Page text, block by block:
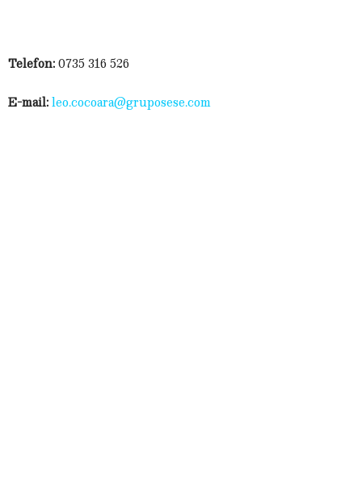
Telefon:0735 316 526
E-mail:leo.cocoara@gruposese.com